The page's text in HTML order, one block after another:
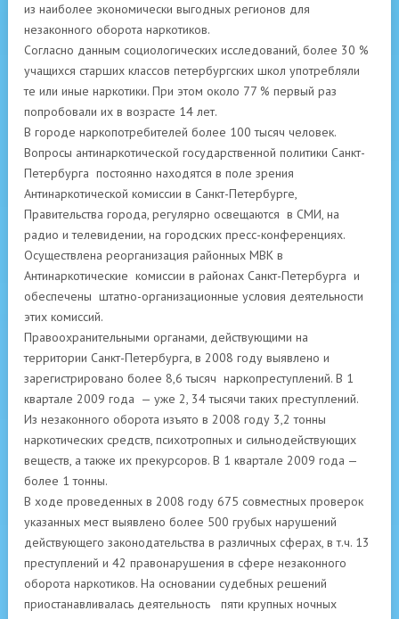
из наиболее экономически выгодных регионов для
незаконного оборота наркотиков.
Согласно данным социологических исследований, более 30 %
учащихся старших классов петербургских школ употребляли
те или иные наркотики. При этом около 77 % первый раз
попробовали их в возрасте 14 лет.
В городе наркопотребителей более 100 тысяч человек.
Вопросы антинаркотической государственной политики Санкт-
Петербурга постоянно находятся в поле зрения
Антинаркотической комиссии в Санкт-Петербурге,
Правительства города, регулярно освещаются в СМИ, на
радио и телевидении, на городских пресс-конференциях.
Осуществлена реорганизация районных МВК в
Антинаркотические комиссии в районах Санкт-Петербурга и
обеспечены штатно-организационные условия деятельности
этих комиссий.
Правоохранительными органами, действующими на
территории Санкт-Петербурга, в 2008 году выявлено и
зарегистрировано более 8,6 тысяч наркопреступлений. В 1
квартале 2009 года — уже 2, 34 тысячи таких преступлений.
Из незаконного оборота изъято в 2008 году 3,2 тонны
наркотических средств, психотропных и сильнодействующих
веществ, а также их прекурсоров. В 1 квартале 2009 года —
более 1 тонны.
В ходе проведенных в 2008 году 675 совместных проверок
указанных мест выявлено более 500 грубых нарушений
действующего законодательства в различных сферах, в т.ч. 13
преступлений и 42 правонарушения в сфере незаконного
оборота наркотиков. На основании судебных решений
приостанавливалась деятельность пяти крупных ночных